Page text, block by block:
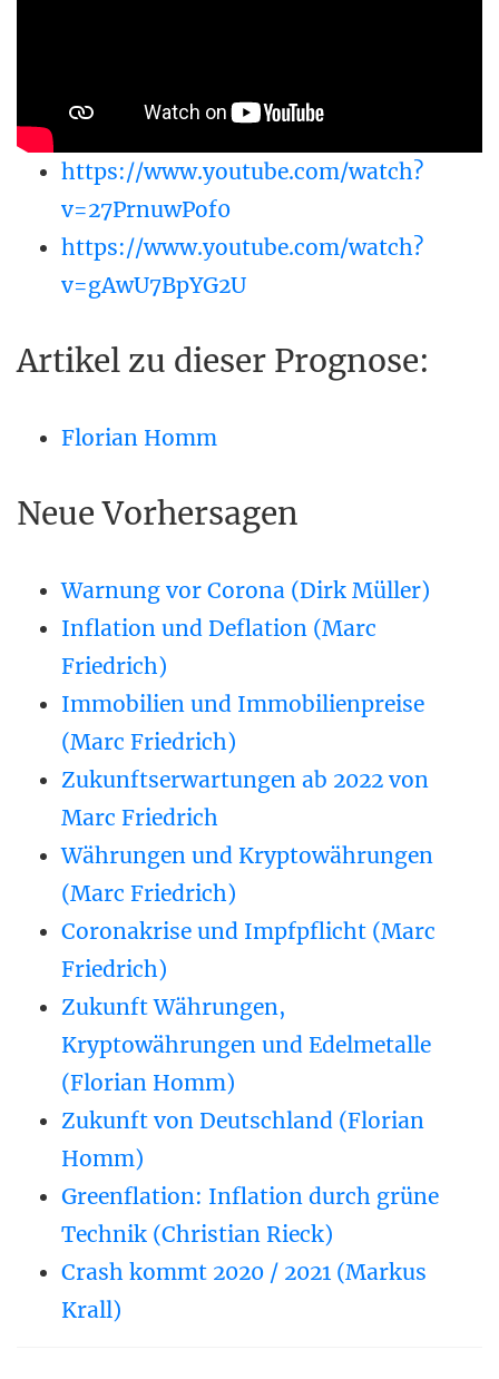
https://www.youtube.com/watch?
v=27PrnuwPof0
https://www.youtube.com/watch?
v=gAwU7BpYG2U
Artikel zu dieser Prognose:
Florian Homm
Neue Vorhersagen
Warnung vor Corona (Dirk Müller)
Inflation und Deflation (Marc
Friedrich)
Immobilien und Immobilienpreise
(Marc Friedrich)
Zukunftserwartungen ab 2022 von
Marc Friedrich
Währungen und Kryptowährungen
(Marc Friedrich)
Coronakrise und Impfpflicht (Marc
Friedrich)
Zukunft Währungen,
Kryptowährungen und Edelmetalle
(Florian Homm)
Zukunft von Deutschland (Florian
Homm)
Greenflation: Inflation durch grüne
Technik (Christian Rieck)
Crash kommt 2020 / 2021 (Markus
Krall)